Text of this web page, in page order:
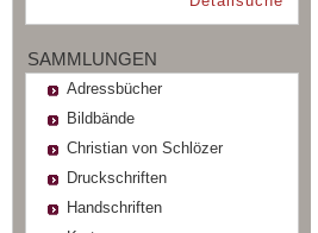
SAMMLUNGEN
Adressbücher
Bildbände
Christian von Schlözer
Druckschriften
Handschriften